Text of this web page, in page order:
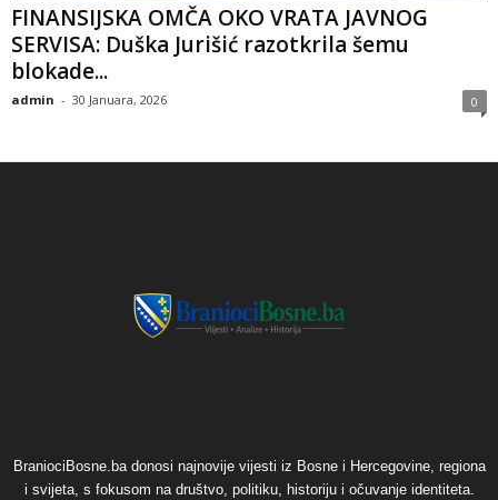
FINANSIJSKA OMČA OKO VRATA JAVNOG
SERVISA: Duška Jurišić razotkrila šemu
blokade...
admin - 30 Januara, 2026 0
BraniociBosne.ba donosi najnovije vijesti iz Bosne i Hercegovine, regiona
i svijeta, s fokusom na društvo, politiku, historiju i očuvanje identiteta.